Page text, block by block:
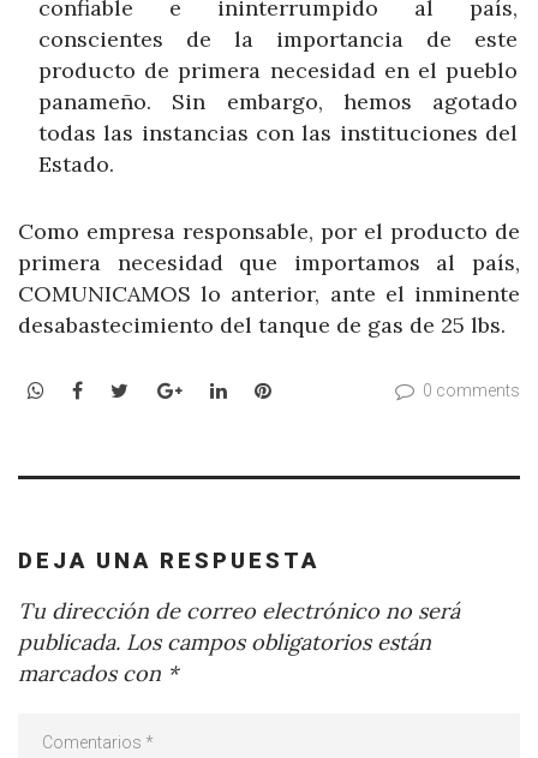
confiable e ininterrumpido al país,
conscientes de la importancia de este
producto de primera necesidad en el pueblo
panameño. Sin embargo, hemos agotado
todas las instancias con las instituciones del
Estado.
Como empresa responsable, por el producto de
primera necesidad que importamos al país,
COMUNICAMOS lo anterior, ante el inminente
desabastecimiento del tanque de gas de 25 lbs.
WhatsApp
Facebook
TwitterGoogle+LinkedInPinterest 0 comments
DEJA UNA RESPUESTA
Tu dirección de correo electrónico no será
publicada. Los campos obligatorios están
marcados con *